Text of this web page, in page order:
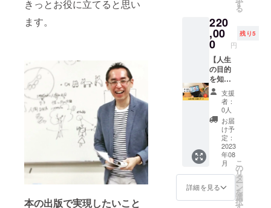
きっとお役に立てると思い
ます。
本の出版で実現したいこと
をご用
意くだ
さい。
7月 ※詳
細は
メール
にて調
整いた
しま
す。 ※
リアル
での場
合は、
交通
費・飲
食代は
別途頂
戴いた
しま
す。 ※
リアル
クを解
除して
いきま
す ■詳
細 ・日
程：別
途調整
・時
間：1時
間×6回
・場
所：
zoomま
たは東
京近郊
・期
限：
2023年
フプラ
ンニン
グ、マ
ネープ
ランニ
ングを
行いま
す 以下
の観点
でワー
クを行
いま
す。 ・
数年先
に達成
したい
自分の
目標を
定めま
す ・目
間×4回
・場
所：
zoomま
たは東
京近郊
・期
限：
2023年
8月～
2024年
7月 ・
内容：
自分が
本当に
やりた
い仕事
は何な
のか？
理想の
れるよ
うにな
るワー
クを受
けてい
ただけ
る権利
です。
2時間×
全4回の
ワーク
をマン
ツーマ
ンで、
オンラ
インま
たはリ
アルに
て行い
ます。
す
る
220
,00
0 円
残り5
【人生
の目的
を知る
ワー
ク】 生
まれる
前に決
めてき
た自分
の人生
の目的
を見つ
け、使
命
（ミッ
ショ
支援
者：
0人
お届
け予
定：
2023
年08
月
詳細を見る
こ
の
リ
タ
ー
ン
を
選
択